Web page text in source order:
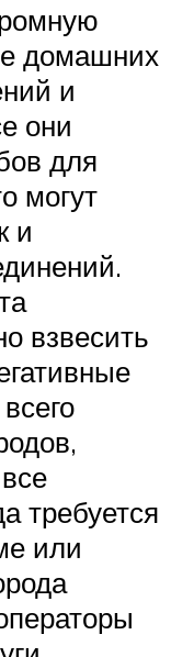
домашних
и
они
для
могут
и
взвесить
требуется
или